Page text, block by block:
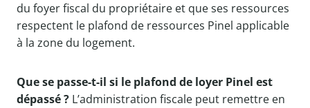
du foyer fiscal du propriétaire et que ses ressources
respectent le plafond de ressources Pinel applicable
à la zone du logement.
Que se passe-t-il si le plafond de loyer Pinel est
dépassé ? L’administration fiscale peut remettre en